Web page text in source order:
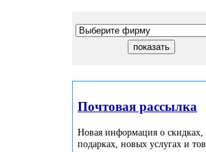
Почтовая рассылка
Новая информация о скидках,
подарках, новых услугах и